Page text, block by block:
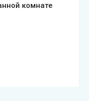
комнате